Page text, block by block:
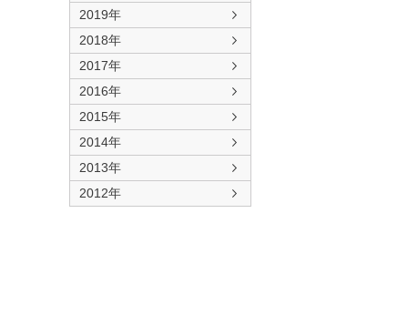
2019年
2018年
2017年
2016年
2015年
2014年
2013年
2012年